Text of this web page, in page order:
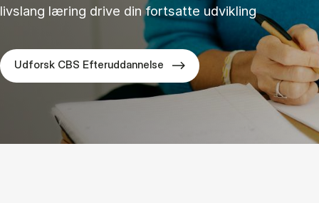
livslang læring drive din fortsatte udvikling
Udforsk CBS Efteruddannelse